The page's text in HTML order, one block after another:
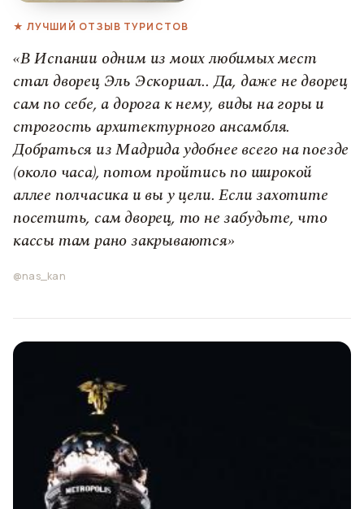
★ ЛУЧШИЙ ОТЗЫВ ТУРИСТОВ
«В Испании одним из моих любимых мест
стал дворец Эль Эскориал.. Да, даже не дворец
сам по себе, а дорога к нему, виды на горы и
строгость архитектурного ансамбля.
Добраться из Мадрида удобнее всего на поезде
(около часа), потом пройтись по широкой
аллее полчасика и вы у цели. Если захотите
посетить, сам дворец, то не забудьте, что
кассы там рано закрываются»
@nas_kan